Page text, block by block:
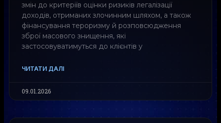
змін до критеріїв оцінки ризиків легалізації
доходів, отриманих злочинним шляхом, а також
фінансування тероризму й розповсюдження
зброї масового знищення, які
застосовуватимуться до клієнтів у
ЧИТАТИ ДАЛІ
09.01.2026